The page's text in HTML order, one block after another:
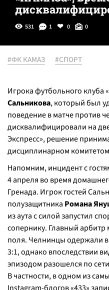
531 1 0 0
#ФК КАМАЗ #СПОРТ
Игрока футбольного клуба
Сальникова, который был
поведение в матче против
дисквалифицировали на
Экспресс», решение
дисциплинарном
Напомним, инцидент с
4 апреля во время
Гренада. Игрок гостей
полузащитника Романа
из аута с силой запустил
сопернику. Главный арбитр
поля. Челнинцы одержали в
3:1, однако впоследствии
эпизодом разошелся по
В частности, в одном из